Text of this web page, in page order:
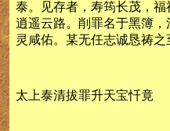
泰。见存者，寿筠长茂，福
逍遥云路。削罪名于黑簿
灵咸佑。某无任志诚恳祷之
太上泰清拔罪升天宝忏竟